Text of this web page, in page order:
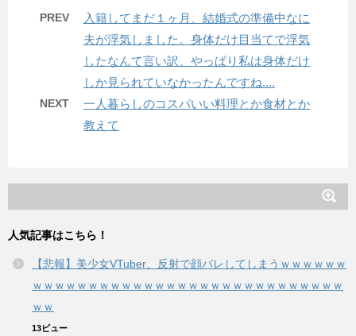
PREV
入籍してまだ１ヶ月、結婚式の準備中なに
夫が浮気しました。身体だけ目当てで浮気
したなんて言い訳、やっぱり私は身体だけ
しか見られていなかったんですね....
NEXT
一人暮らしのコスパいい料理とか食材とか
教えて
人気記事はこちら！
【悲報】美少女VTuber、反射で顔バレしてしまうｗｗｗｗｗｗ
ｗｗｗｗｗｗｗｗｗｗｗｗｗｗｗｗｗｗｗｗｗｗｗｗｗｗｗｗ
ｗｗ
13ビュー